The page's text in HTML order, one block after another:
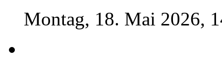
Montag, 18. Mai 2026,